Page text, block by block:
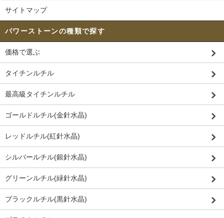
サイトマップ
パワーストーンの種類で探す
価格で選ぶ
タイチンルチル
最高級タイチンルチル
ゴールドルチル(金針水晶)
レッドルチル(紅針水晶)
シルバールチル(銀針水晶)
グリーンルチル(緑針水晶)
ブラックルチル(黒針水晶)